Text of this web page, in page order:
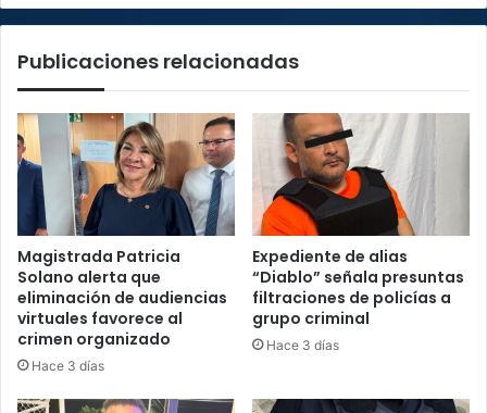
Publicaciones relacionadas
Magistrada Patricia
Solano alerta que
eliminación de audiencias
virtuales favorece al
crimen organizado
Hace 3 días
Expediente de alias
“Diablo” señala presuntas
filtraciones de policías a
grupo criminal
Hace 3 días